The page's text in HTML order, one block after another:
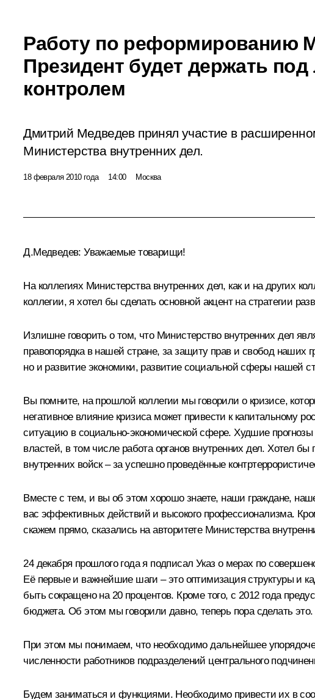
Работу по реформированию
Президент будет держать
контролем
Дмитрий Медведев принял участие в
Министерства внутренних дел.
18 февраля 2010 года 14:00 Москва
Д.Медведев: Уважаемые товарищи!
На коллегиях Министерства внутренних дел, как и на других
коллегии, я хотел бы сделать основной акцент на стратегии
Излишне говорить о том, что Министерство внутренних дел
правопорядка в нашей стране, за защиту прав и свобод наших
но и развитие экономики, развитие социальной сферы нашей
Вы помните, на прошлой коллегии мы говорили о кризисе,
негативное влияние кризиса может привести к капитальному
ситуацию в социально-экономической сфере. Худшие
властей, в том числе работа органов внутренних дел. Хотел
внутренних войск – за успешно проведённые
Вместе с тем, и вы об этом хорошо знаете, наши граждане,
вас эффективных действий и высокого профессионализма.
скажем прямо, сказались на авторитете Министерства
24 декабря прошлого года я подписал Указ о мерах по
Её первые и важнейшие шаги – это оптимизация структуры и
быть сокращено на 20 процентов. Кроме того, с 2012 года
бюджета. Об этом мы говорили давно, теперь пора сделать
При этом мы понимаем, что необходимо дальнейшее
численности работников подразделений центрального
Будем заниматься и функциями. Необходимо привести их в